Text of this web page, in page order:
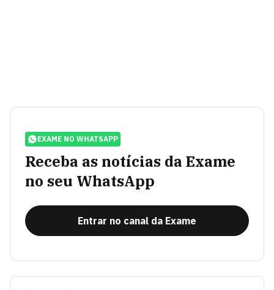
EXAME NO WHATSAPP
Receba as notícias da Exame
no seu WhatsApp
Entrar no canal da Exame